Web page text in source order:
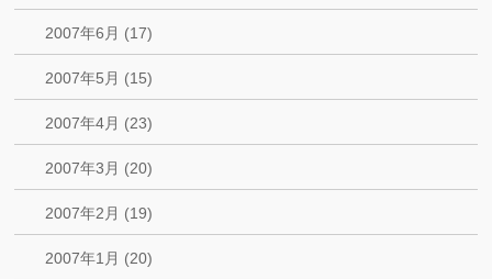
2007年6月 (17)
2007年5月 (15)
2007年4月 (23)
2007年3月 (20)
2007年2月 (19)
2007年1月 (20)